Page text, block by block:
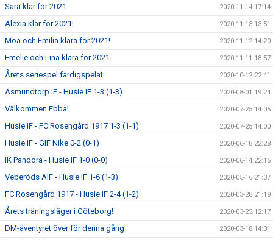
Sara klar för 2021 2020-11-14 17:14
Alexia klar för 2021! 2020-11-13 13:51
Moa och Emilia klara för 2021! 2020-11-12 14:20
Emelie och Lina klara för 2021 2020-11-11 18:57
Årets seriespel färdigspelat 2020-10-12 22:41
Asmundtorp IF - Husie IF 1-3 (1-3) 2020-08-01 19:24
Välkommen Ebba! 2020-07-25 14:05
Husie IF - FC Rosengård 1917 1-3 (1-1) 2020-07-25 14:00
Husie IF - GIF Nike 0-2 (0-1) 2020-06-18 22:28
IK Pandora - Husie IF 1-0 (0-0) 2020-06-14 22:15
Veberöds AIF - Husie IF 1-6 (1-3) 2020-05-16 21:37
FC Rosengård 1917 - Husie IF 2-4 (1-2) 2020-03-28 21:19
Årets träningsläger i Göteborg! 2020-03-25 12:17
DM-äventyret över för denna gång 2020-03-18 14:31